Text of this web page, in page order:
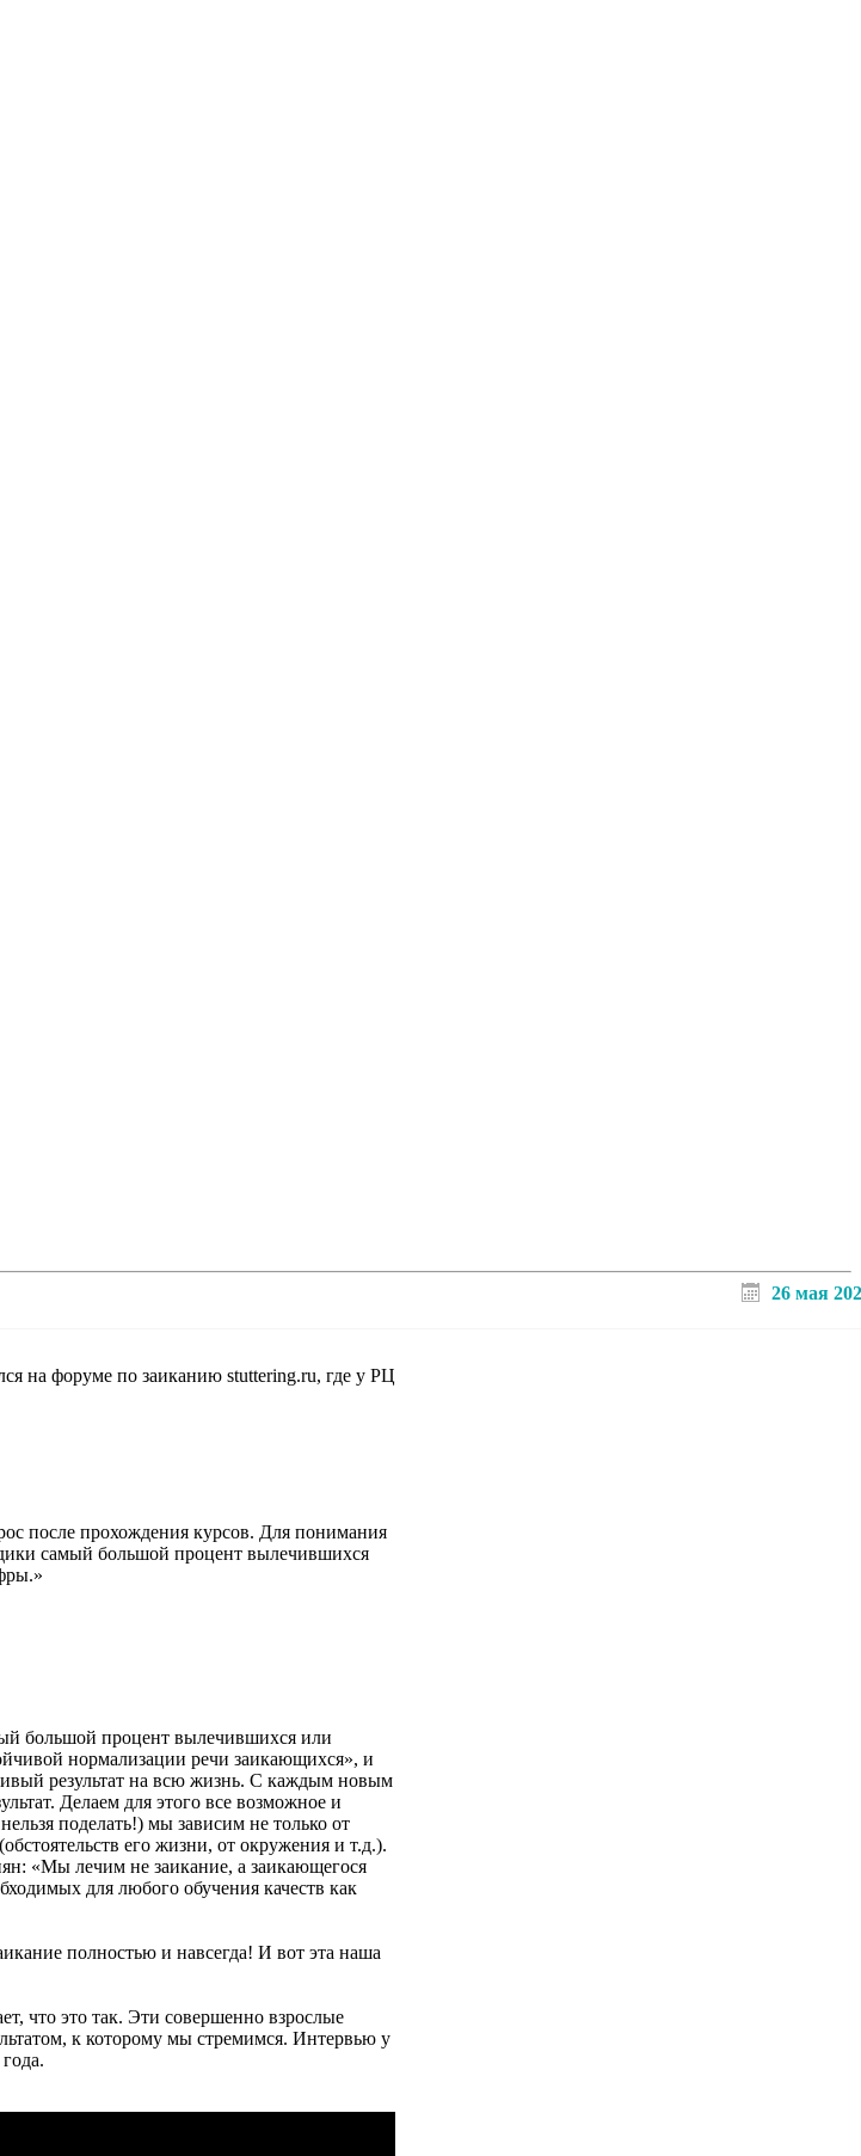
26 мая
на форуме по заиканию stuttering.ru, где у РЦ
после прохождения курсов. Для понимания
самый большой процент вылечившихся
большой процент вылечившихся или
нормализации речи заикающихся», и
результат на всю жизнь. С каждым новым
Делаем для этого все возможное и
поделать!) мы зависим не только от
его жизни, от окружения и т.д.).
«Мы лечим не заикание, а заикающегося
для любого обучения качеств как
полностью и навсегда! И вот эта наша
что это так. Эти совершенно взрослые
к которому мы стремимся. Интервью у